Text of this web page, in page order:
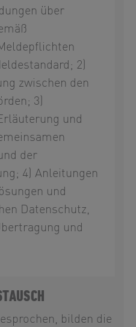
über
2)
zwischen den
3)
und
der
4) Anleitungen
und
Datenschutz,
und
bilden die